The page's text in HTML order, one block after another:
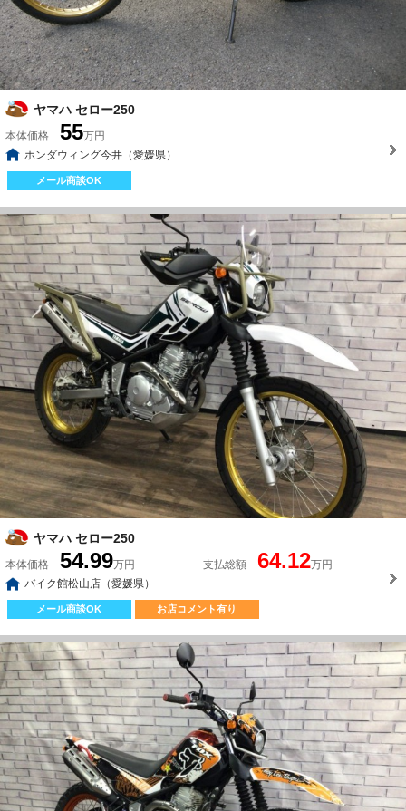
ヤマハ セロー250
本体価格 55万円
ホンダウィング今井（愛媛県）
メール商談OK
ヤマハ セロー250
本体価格 54.99万円 支払総額 64.12万円
バイク館松山店（愛媛県）
メール商談OK お店コメント有り